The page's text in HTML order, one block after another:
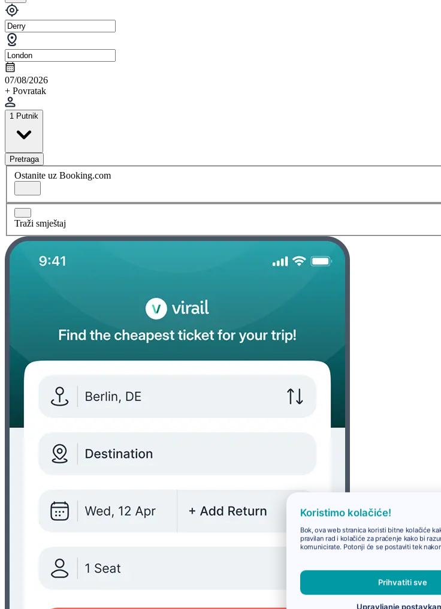
07/08/2026
+ Povratak
1 Putnik
Pretraga
Ostanite uz Booking.com
Traži smještaj
Koristimo kolačiće!
Bok, ova web stranica koristi bitne kolačiće
pravilan rad i kolačiće za praćenje kako bi
komunicirate. Potonji će se postaviti tek
Prihvatiti sve
Upravljanje